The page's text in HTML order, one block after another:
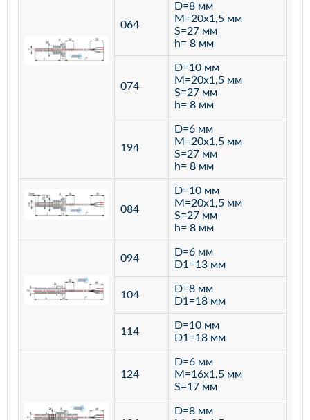
064
D=8 мм
M=20х1,5 мм
S=27 мм
h= 8 мм
074
D=10 мм
M=20х1,5 мм
S=27 мм
h= 8 мм
194
D=6 мм
M=20х1,5 мм
S=27 мм
h= 8 мм
084
D=10 мм
M=20х1,5 мм
S=27 мм
h= 8 мм
094
D=6 мм
D1=13 мм
104
D=8 мм
D1=18 мм
114
D=10 мм
D1=18 мм
124
D=6 мм
M=16х1,5 мм
S=17 мм
D=8 мм